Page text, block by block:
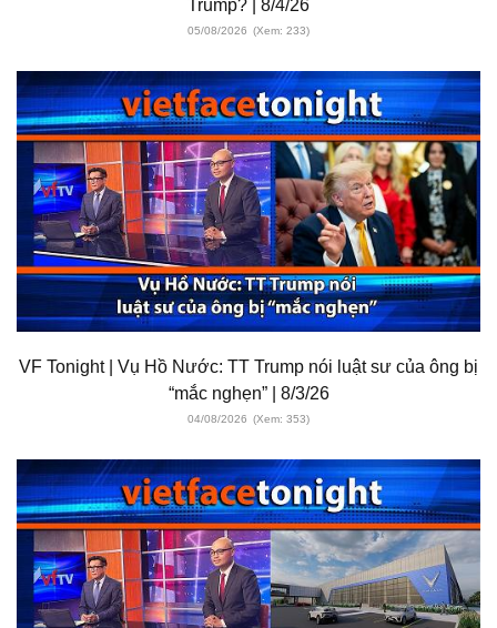
Trump? | 8/4/26
05/08/2026 (Xem: 233)
VF Tonight | Vụ Hồ Nước: TT Trump nói luật sư của ông bị
“mắc nghẹn” | 8/3/26
04/08/2026 (Xem: 353)